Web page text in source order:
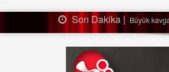
Son Dakika | Ağaçtan